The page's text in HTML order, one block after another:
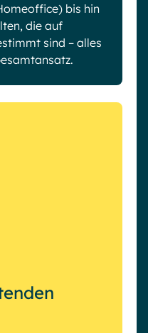
bis hin
die auf
sind – alles